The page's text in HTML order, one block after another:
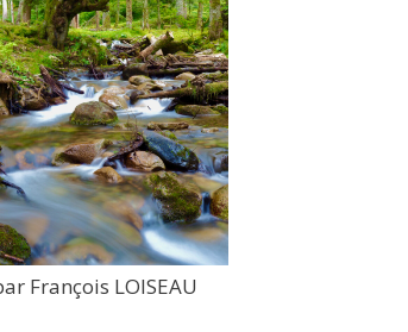
François LOISEAU